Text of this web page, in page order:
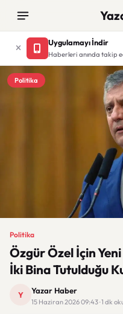
Uygulamayı İndir
Haberleri anında takip
Politika
Politika
Özgür Özel İçin
İki Bina Tutulduğu
Y Yazar Haber
15 Haziran 2026 09:43 · 1 dk